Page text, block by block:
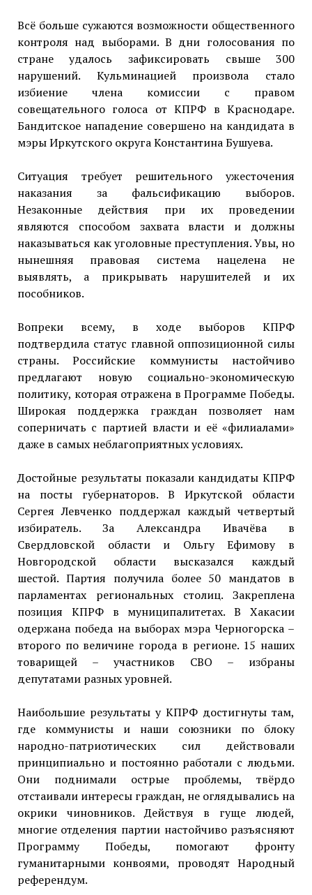
Всё больше сужаются возможности общественного
контроля над выборами. В дни голосования по
стране удалось зафиксировать свыше 300
нарушений. Кульминацией произвола стало
избиение члена комиссии с правом
совещательного голоса от КПРФ в Краснодаре.
Бандитское нападение совершено на кандидата в
мэры Иркутского округа Константина Бушуева.
Ситуация требует решительного ужесточения
наказания за фальсификацию выборов.
Незаконные действия при их проведении
являются способом захвата власти и должны
наказываться как уголовные преступления. Увы, но
нынешняя правовая система нацелена не
выявлять, а прикрывать нарушителей и их
пособников.
Вопреки всему, в ходе выборов КПРФ
подтвердила статус главной оппозиционной силы
страны. Российские коммунисты настойчиво
предлагают новую социально-экономическую
политику, которая отражена в Программе Победы.
Широкая поддержка граждан позволяет нам
соперничать с партией власти и её «филиалами»
даже в самых неблагоприятных условиях.
Достойные результаты показали кандидаты КПРФ
на посты губернаторов. В Иркутской области
Сергея Левченко поддержал каждый четвертый
избиратель. За Александра Ивачёва в
Свердловской области и Ольгу Ефимову в
Новгородской области высказался каждый
шестой. Партия получила более 50 мандатов в
парламентах региональных столиц. Закреплена
позиция КПРФ в муниципалитетах. В Хакасии
одержана победа на выборах мэра Черногорска –
второго по величине города в регионе. 15 наших
товарищей – участников СВО – избраны
депутатами разных уровней.
Наибольшие результаты у КПРФ достигнуты там,
где коммунисты и наши союзники по блоку
народно-патриотических сил действовали
принципиально и постоянно работали с людьми.
Они поднимали острые проблемы, твёрдо
отстаивали интересы граждан, не оглядывались на
окрики чиновников. Действуя в гуще людей,
многие отделения партии настойчиво разъясняют
Программу Победы, помогают фронту
гуманитарными конвоями, проводят Народный
референдум.